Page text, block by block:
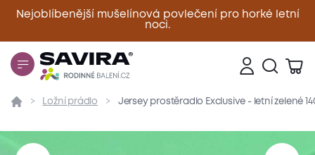
Nejoblíbenější mušelínová povlečení pro horké letní
noci.
Zavřít
Přehled Parametry Popis produktu Materiál
Ložní prádlo Jersey prostěradlo Exclusive - letní zelené